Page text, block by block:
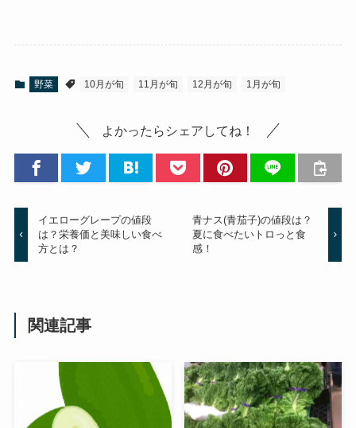
野菜 10月が旬 11月が旬 12月が旬 1月が旬
よかったらシェアしてね！
イエローグレープの値段
は？栄養価と美味しい食べ
方とは？
青ナス(青茄子)の値段は？
夏に食べたいトロっと食
感！
関連記事